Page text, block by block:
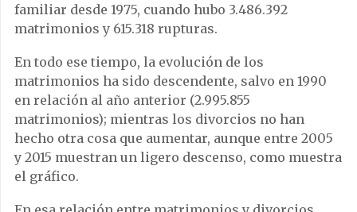
familiar desde 1975, cuando hubo 3.486.392
matrimonios y 615.318 rupturas.
En todo ese tiempo, la evolución de los
matrimonios ha sido descendente, salvo en 1990
en relación al año anterior (2.995.855
matrimonios); mientras los divorcios no han
hecho otra cosa que aumentar, aunque entre 2005
y 2015 muestran un ligero descenso, como muestra
el gráfico.